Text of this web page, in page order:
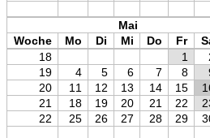
Mai
Woche
Mo Di Mi Do Fr
18
1
19
4 5 6 7 8
20
11 12 13 14 15
21
18 19 20 21 22
22
25 26 27 28 29